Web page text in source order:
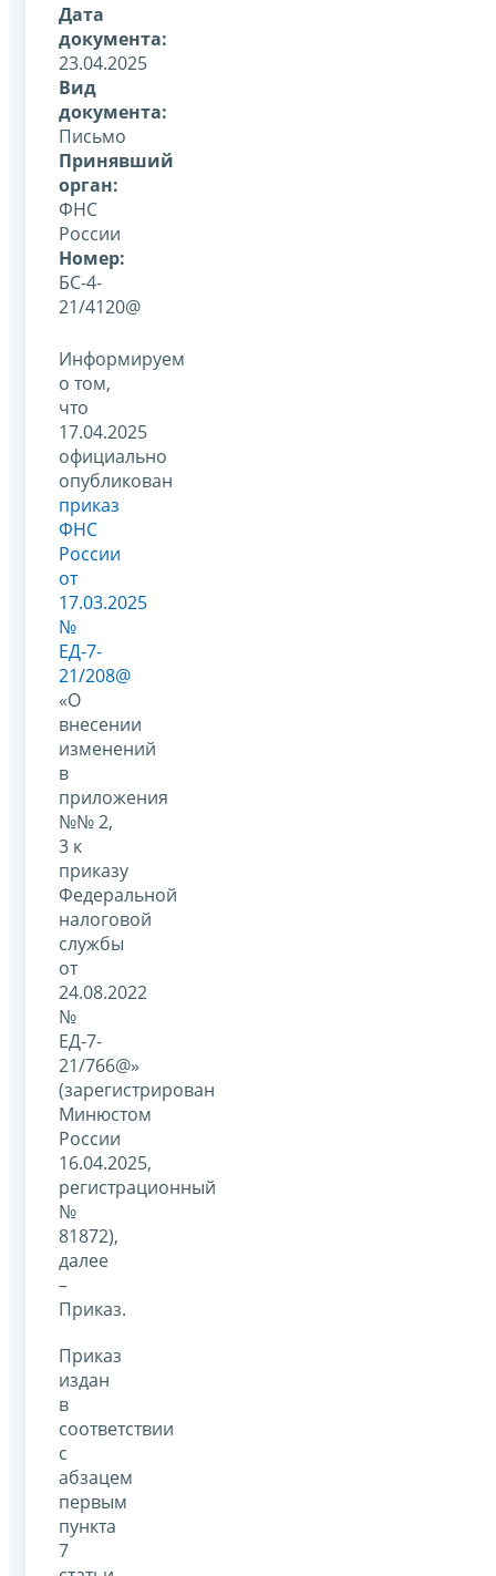
Дата
документа:
23.04.2025
Вид
документа:
Письмо
Принявший
орган:
ФНС
России
Номер:
БС-4-
21/4120@
Информируем
о том,
что
17.04.2025
официально
опубликован
приказ
ФНС
России
от
17.03.2025
№
ЕД-7-
21/208@
«О
внесении
изменений
в
приложения
№№ 2,
3 к
приказу
Федеральной
налоговой
службы
от
24.08.2022
№
ЕД-7-
21/766@»
(зарегистрирован
Минюстом
России
16.04.2025,
регистрационный
№
81872),
далее
–
Приказ.
Приказ
издан
в
соответствии
с
абзацем
первым
пункта
7